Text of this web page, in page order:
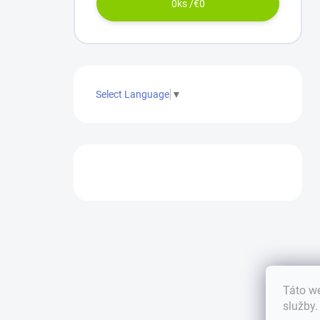
Táto
služby.
0ks /€0
Select Language ▼